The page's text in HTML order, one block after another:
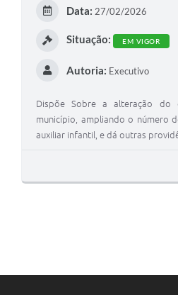
Data: 27/02/2026
Situação: EM VIGOR
Autoria: Executivo
Dispõe Sobre a alteração do
município, ampliando o número
auxiliar infantil, e dá outras